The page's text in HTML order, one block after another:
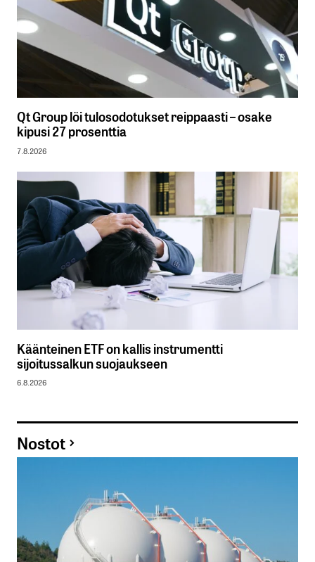
Qt Group löi tulosodotukset reippaasti – osake
kipusi 27 prosenttia
7.8.2026
Käänteinen ETF on kallis instrumentti
sijoitussalkun suojaukseen
6.8.2026
Nostot